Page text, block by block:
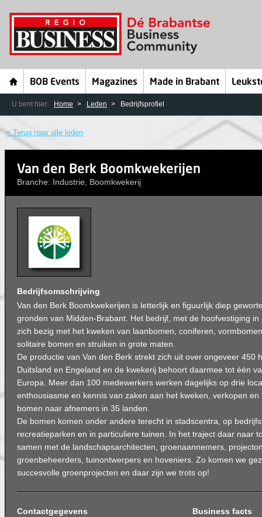
BOB Events Magazines Made in Brabant
U bent hier: Home Leden Bedrijfsprofiel
< Terug naar alle leden
Van den Berk Boomkwekerijen
Branche: Industrie, Boomkwekerij
Bedrijfsomschrijving
Van den Berk Boomkwekerijen is letterlijk en figuurlijk diep
gronden van Midden-Brabant. Het bedrijf, met de hoofvestiging
zich bezig met het kweken van laanbomen, coniferen,
solitaire bomen en struiken in grote maten.
De productie van Van den Berk strekt zich uit over ongeveer 450
Duitsland en Engeland en de kwekerij behoort daarmee tot één
Europa. Meer dan 100 medewerkers werken dagelijks op drie
enthousiasme en kennis van zaken aan het kweken, verkopen
bomen naar afnemers in 35 landen.
De bomen komen onder andere terecht in stadscentra, op
recreatieparken en in particuliere tuinen. In het traject daar naar
samen met de landschapsarchitecten, groenaannemers,
groenbeheerders, tuinontwerpers en hoveniers. Zo komen we
succesvolle groenprojecten en daar zijn we trots op!
Contactgegevens
Business facts